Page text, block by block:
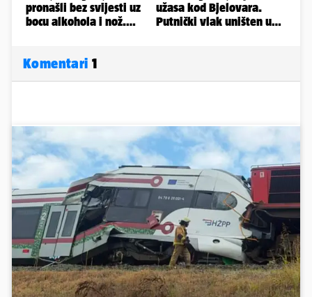
Komentari 1